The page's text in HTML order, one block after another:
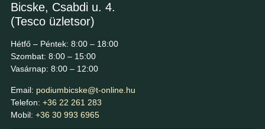
Bicske, Csabdi u. 4.
(Tesco üzletsor)
Hétfő – Péntek: 8:00 – 18:00
Szombat: 8:00 – 15:00
Vasárnap: 8:00 – 12:00
Email: podiumbicske@t-online.hu
Telefon: +36 22 261 283
Mobil: +36 30 993 6965